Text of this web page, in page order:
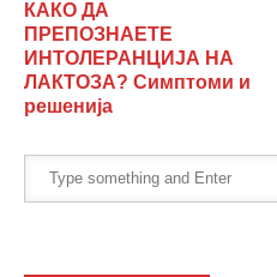
КАКО ДА
ПРЕПОЗНАЕТЕ
ИНТОЛЕРАНЦИЈА НА
ЛАКТОЗА? Симптоми и
решенија